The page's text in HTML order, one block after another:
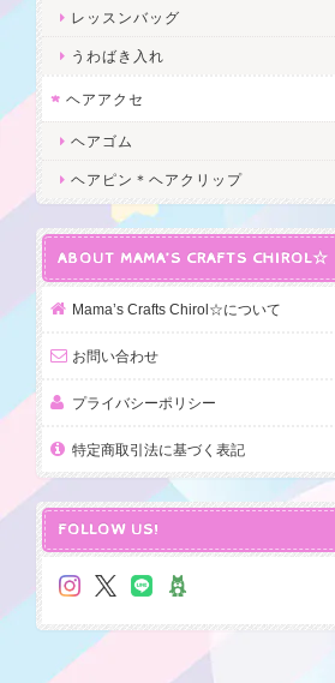
レッスンバッグ
うわばき入れ
ヘアアクセ
ヘアゴム
ヘアピン＊ヘアクリップ
ABOUT MAMA’S CRAFTS CHIROL☆
Mama’s Crafts Chirol☆について
お問い合わせ
プライバシーポリシー
特定商取引法に基づく表記
FOLLOW US!